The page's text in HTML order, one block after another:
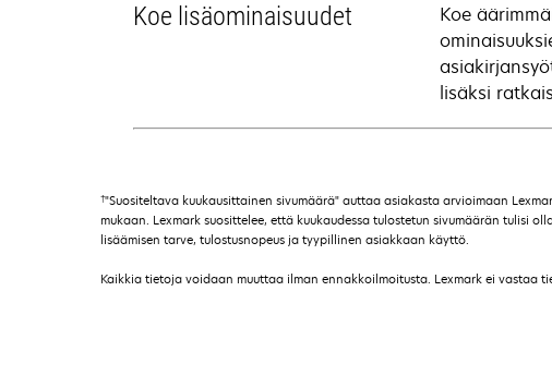
Koe lisäominaisuudet
Koe
lisäksi
†"Suositeltava kuukausittainen sivumäärä" auttaa asiakasta arvioimaan
mukaan. Lexmark suosittelee, että kuukaudessa tulostetun sivumäärän tulisi
lisäämisen tarve, tulostusnopeus ja tyypillinen asiakkaan käyttö.
Kaikkia tietoja voidaan muuttaa ilman ennakkoilmoitusta. Lexmark ei vastaa